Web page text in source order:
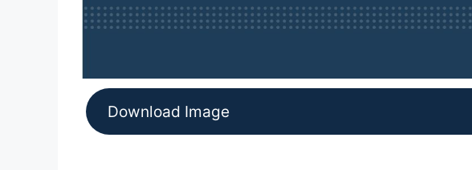
Download Image